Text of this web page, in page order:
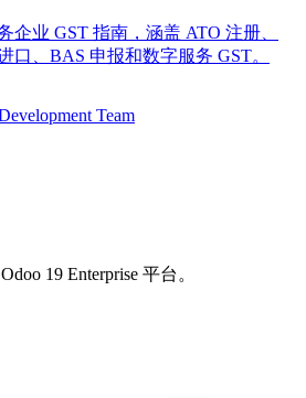
企业 GST 指南，涵盖 ATO 注册、
口、BAS 申报和数字服务 GST。
Team
19 Enterprise 平台。